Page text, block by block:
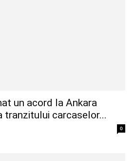
un acord la Ankara
tranzitului carcaselor...
0